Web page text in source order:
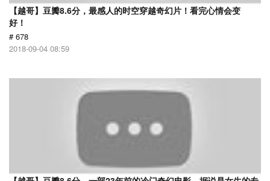
【越哥】豆瓣8.6分，最感人的时空穿越奇幻片！看完心情会变
好！
# 678
2018-09-04 08:59